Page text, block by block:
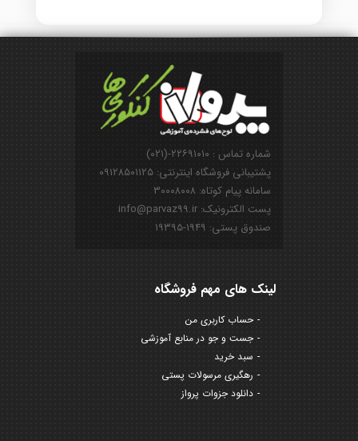
شماره تماس : ۲۲۶۹۱۰۱۰-(۰۲۱)
پشتیبانی فروشگاه اینترنتی: ۰۹۱۲۸۵۰۱۱۲۵
سامانه پیام کوتاه: ۳۰۰۰۸۰۰۸
پست الکترونیک: info@parvaz99.ir
صندوق پستی: ۱۹۴۹-۱۹۳۹۵
لینک های مهم فروشگاه
حساب کاربری من
جست و جو در منابع آموزشی
سبد خرید
رهگیری مرسولات پستی
دانلود جزوات پرواز